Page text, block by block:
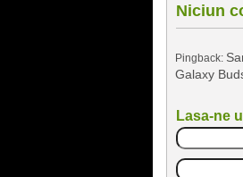
Niciun
Pingback:
Galaxy
Lasa-ne